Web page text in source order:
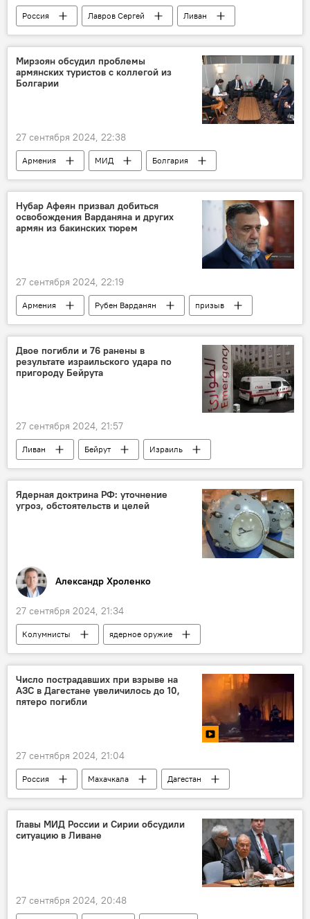
Россия Лавров Сергей
Ливан
Израиль
соболезнования
Мирзоян обсудил проблемы
армянских туристов с коллегой из
Болгарии
27 сентября 2024, 22:38
Армения МИД
Болгария
Политика
Новости Армения
Нубар Афеян призвал добиться
освобождения Варданяна и других
армян из бакинских тюрем
27 сентября 2024, 22:19
Армения Рубен Варданян
призыв
Нубар Афеян
Политика
Новости Армения
Двое погибли и 76 ранены в
результате израильского удара по
пригороду Бейрута
27 сентября 2024, 21:57
Ливан Бейрут
Израиль
удар
В мире
Ядерная доктрина РФ: уточнение
угроз, обстоятельств и целей
Александр Хроленко
27 сентября 2024, 21:34
Колумнисты
ядерное оружие
российское оружие
Россия
Число пострадавших при взрыве на
АЗС в Дагестане увеличилось до 10,
пятеро погибли
27 сентября 2024, 21:04
Россия Махачкала
Дагестан
Взрыв
Видео
Главы МИД России и Сирии обсудили
ситуацию в Ливане
27 сентября 2024, 20:48